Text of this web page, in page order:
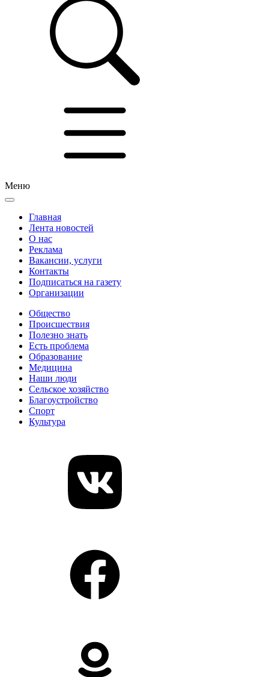
Меню
Главная
Лента новостей
О нас
Реклама
Вакансии, услуги
Контакты
Подписаться на газету
Организации
Общество
Происшествия
Полезно знать
Есть проблема
Образование
Медицина
Наши люди
Сельское хозяйство
Благоустройство
Спорт
Культура